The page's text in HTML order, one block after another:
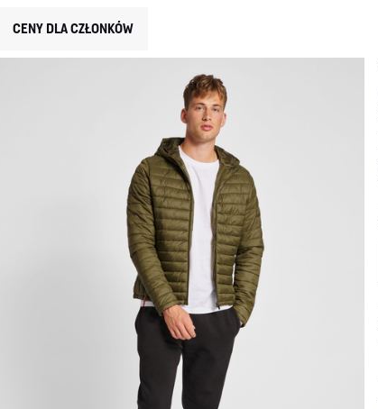
CENY DLA CZŁONKÓW